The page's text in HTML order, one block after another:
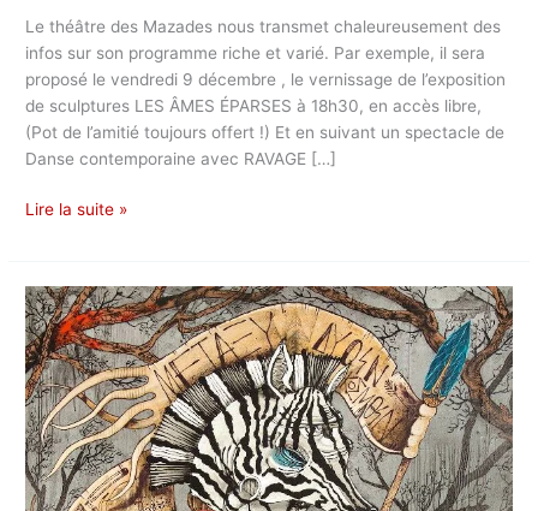
Le théâtre des Mazades nous transmet chaleureusement des
infos sur son programme riche et varié. Par exemple, il sera
proposé le vendredi 9 décembre , le vernissage de l’exposition
de sculptures LES ÂMES ÉPARSES à 18h30, en accès libre,
(Pot de l’amitié toujours offert !) Et en suivant un spectacle de
Danse contemporaine avec RAVAGE […]
Programme
des
Mazades
Lire la suite »